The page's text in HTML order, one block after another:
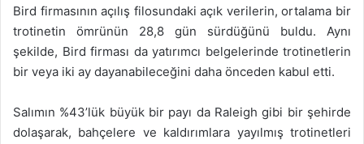
Bird firmasının açılış filosundaki açık verilerin, ortalama bir
trotinetin ömrünün 28,8 gün sürdüğünü buldu. Aynı
şekilde, Bird firması da yatırımcı belgelerinde trotinetlerin
bir veya iki ay dayanabileceğini daha önceden kabul etti.
Salımın %43’lük büyük bir payı da Raleigh gibi bir şehirde
dolaşarak, bahçelere ve kaldırımlara yayılmış trotinetleri